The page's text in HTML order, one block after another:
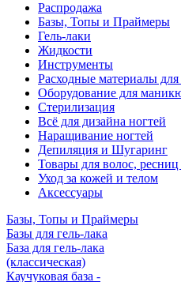
Распродажа
Базы, Топы и Праймеры
Гель-лаки
Жидкости
Инструменты
Расходные материалы
Оборудование для
Стерилизация
Всё для дизайна ногтей
Наращивание ногтей
Депиляция и Шугаринг
Товары для волос,
Уход за кожей и телом
Аксессуары
Базы, Топы и Праймеры
Базы для гель-лака
База для гель-лака
(классическая)
Каучуковая база -